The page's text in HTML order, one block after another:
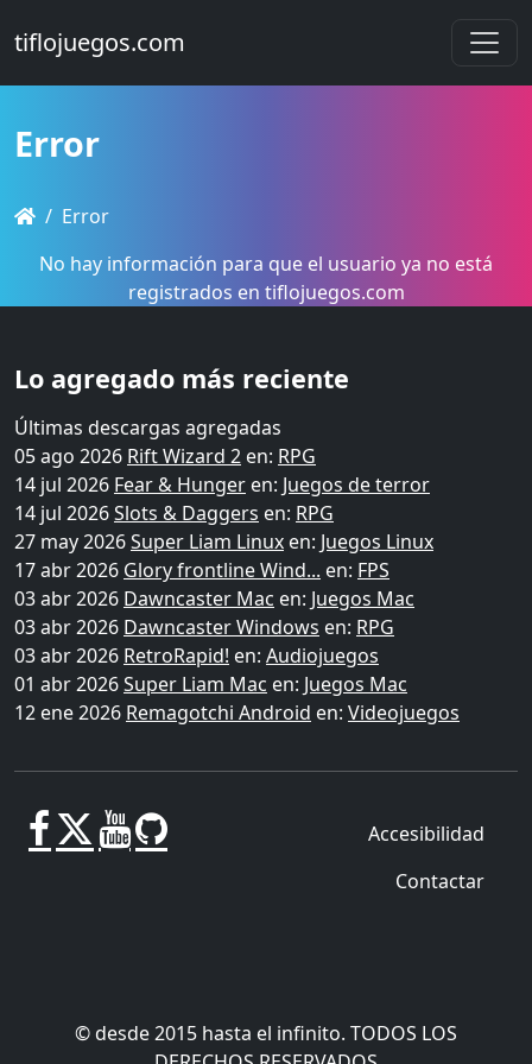
tiflojuegos.com
Error
Error
No hay información para que el usuario ya no está
registrados en tiflojuegos.com
Lo agregado más reciente
Últimas descargas agregadas
05 ago 2026 Rift Wizard 2 en: RPG
14 jul 2026 Fear & Hunger en: Juegos de terror
14 jul 2026Slots & Daggers en: RPG
27 may 2026Super Liam Linux en: Juegos Linux
17 abr 2026 Glory frontline Wind... en: FPS
03 abr 2026 Dawncaster Mac en: Juegos Mac
03 abr 2026 Dawncaster Windows en: RPG
03 abr 2026 RetroRapid! en: Audiojuegos
01 abr 2026Super Liam Mac en: Juegos Mac
12 ene 2026 Remagotchi Android en: Videojuegos
Accesibilidad
Contactar
© desde 2015 hasta el infinito. TODOS LOS